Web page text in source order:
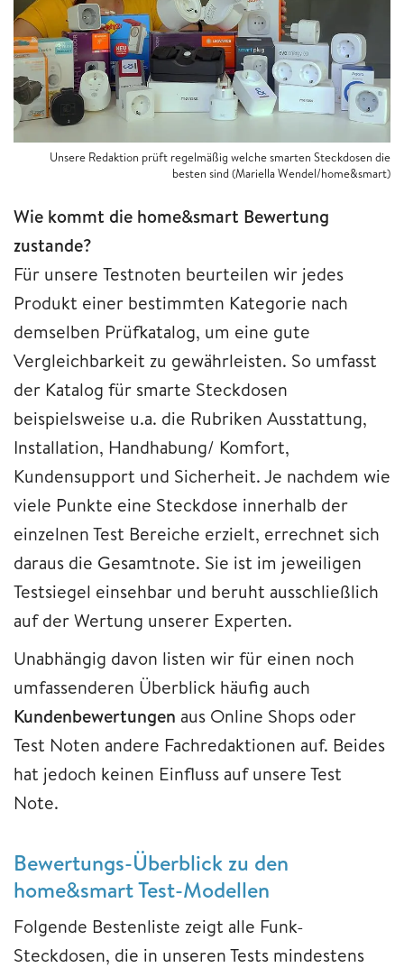
Unsere Redaktion prüft regelmäßig welche smarten Steckdosen die
besten sind (Mariella Wendel/home&smart)
Wie kommt die home&smart Bewertung
zustande?
Für unsere Testnoten beurteilen wir jedes
Produkt einer bestimmten Kategorie nach
demselben Prüfkatalog, um eine gute
Vergleichbarkeit zu gewährleisten. So umfasst
der Katalog für smarte Steckdosen
beispielsweise u.a. die Rubriken Ausstattung,
Installation, Handhabung/ Komfort,
Kundensupport und Sicherheit. Je nachdem wie
viele Punkte eine Steckdose innerhalb der
einzelnen Test Bereiche erzielt, errechnet sich
daraus die Gesamtnote. Sie ist im jeweiligen
Testsiegel einsehbar und beruht ausschließlich
auf der Wertung unserer Experten.
Unabhängig davon listen wir für einen noch
umfassenderen Überblick häufig auch
Kundenbewertungen aus Online Shops oder
Test Noten andere Fachredaktionen auf. Beides
hat jedoch keinen Einfluss auf unsere Test
Note.
Bewertungs-Überblick zu den
home&smart Test-Modellen
Folgende Bestenliste zeigt alle Funk-
Steckdosen, die in unseren Tests mindestens